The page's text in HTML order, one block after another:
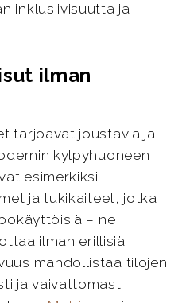
inklusiivisuutta ja
ilman
tarjoavat joustavia ja
kylpyhuoneen
esimerkiksi
ja tukikaiteet, jotka
– ne
ilman erillisiä
mahdollistaa tilojen
ja vaivattomasti